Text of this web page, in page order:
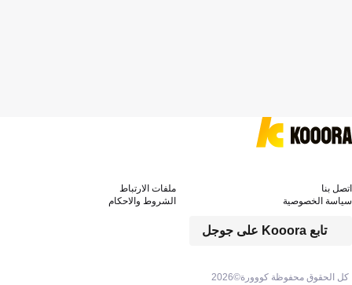
كل الحقوق محفوظة كووورة©2026
تابع Kooora على جوجل
اتصل بنا
ملفات الارتباط
سياسة الخصوصية
الشروط والاحكام